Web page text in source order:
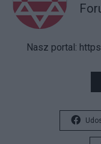
Nasz portal: